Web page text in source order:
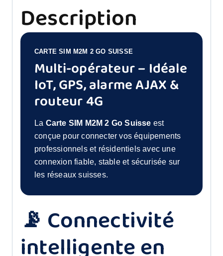
Description
CARTE SIM M2M 2 GO SUISSE
Multi-opérateur – Idéale
IoT, GPS, alarme AJAX &
routeur 4G
La Carte SIM M2M 2 Go Suisse est
conçue pour connecter vos équipements
professionnels et résidentiels avec une
connexion fiable, stable et sécurisée sur
les réseaux suisses.
📡 Connectivité
intelligente en